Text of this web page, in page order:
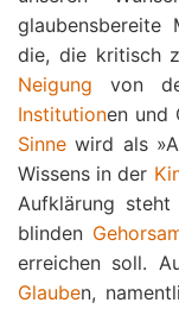
glaubensbereite
die, die kritisch
Neigung von
Institutionen und
Sinne wird als
Wissens in der
Aufklärung
blinden
erreichen soll.
Glauben,